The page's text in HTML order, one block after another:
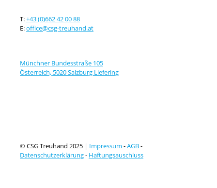
T:+43 (0)662 42 00 88
E:office@csg-treuhand.at
Münchner Bundesstraße 105
Österreich, 5020 Salzburg Liefering
© CSG Treuhand 2025 | Impressum -AGB-
Datenschutzerklärung- Haftungsauschluss